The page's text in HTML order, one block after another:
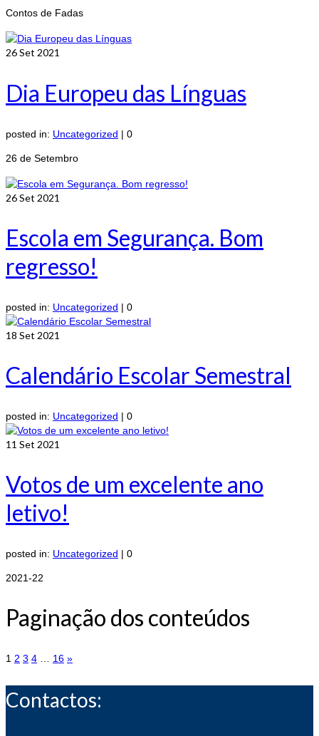
Contos de Fadas
26Set 2021
Dia Europeu das Línguas
posted in: Uncategorized | 0
26 de Setembro
26Set 2021
Escola em Segurança. Bom
regresso!
posted in: Uncategorized | 0
18 Set 2021
Calendário Escolar Semestral
posted in: Uncategorized | 0
11 Set 2021
Votos de um excelente ano
letivo!
posted in: Uncategorized | 0
2021-22
Paginação dos conteúdos
1 2 3 4 16 »
Contactos: